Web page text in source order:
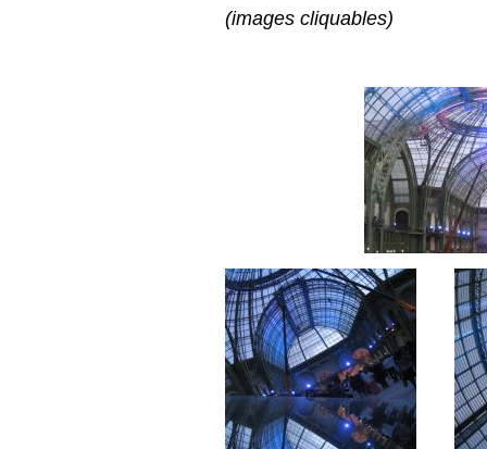
(images cliquables)